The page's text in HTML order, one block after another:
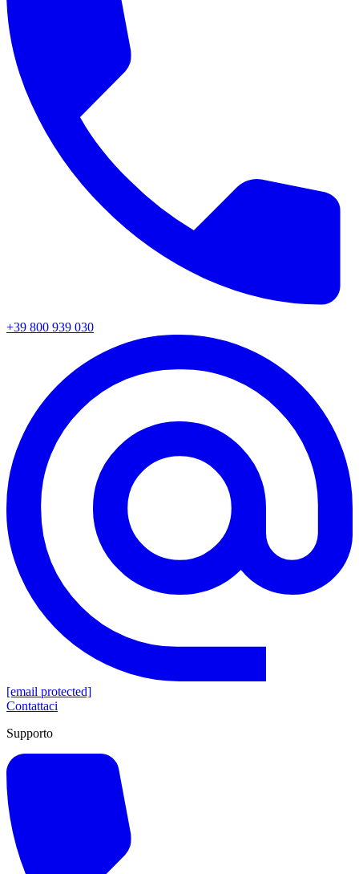
+39 800 939 030
[email protected]
Contattaci
Supporto